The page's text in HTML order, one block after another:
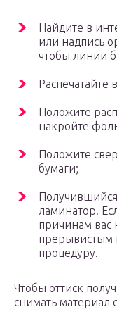
Найдите в
или надпись
чтобы линии
Положите
накройте
Положите
бумаги;
ламинатор.
причинам вас
прерывистым
процедуру.
Чтобы оттиск
снимать материал